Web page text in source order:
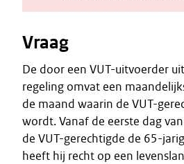
Vraag
De door een VUT-uitvoerder
regeling omvat een
de maand waarin de VUT-
wordt. Vanaf de eerste dag
de VUT-gerechtigde de 65-
heeft hij recht op een